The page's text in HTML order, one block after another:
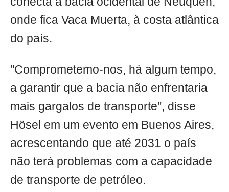
onde fica Vaca Muerta, à costa atlântica
do país.
"Comprometemo-nos, há algum tempo,
a garantir que a bacia não enfrentaria
mais gargalos de transporte", disse
Hösel em um evento em Buenos Aires,
acrescentando que até 2031 o país
não terá problemas com a capacidade
de transporte de petróleo.